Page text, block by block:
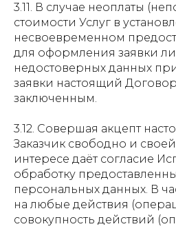
3.11. В случае неоплаты
стоимости Услуг в
несвоевременном
для оформления заявки
недостоверных данных
заявки настоящий Договор
заключенным.
3.12. Совершая акцепт
Заказчик свободно и
интересе даёт согласие
обработку
персональных данных. В
на любые действия
совокупность действий